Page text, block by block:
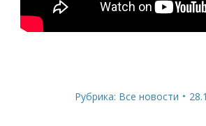
Рубрика: Все новости